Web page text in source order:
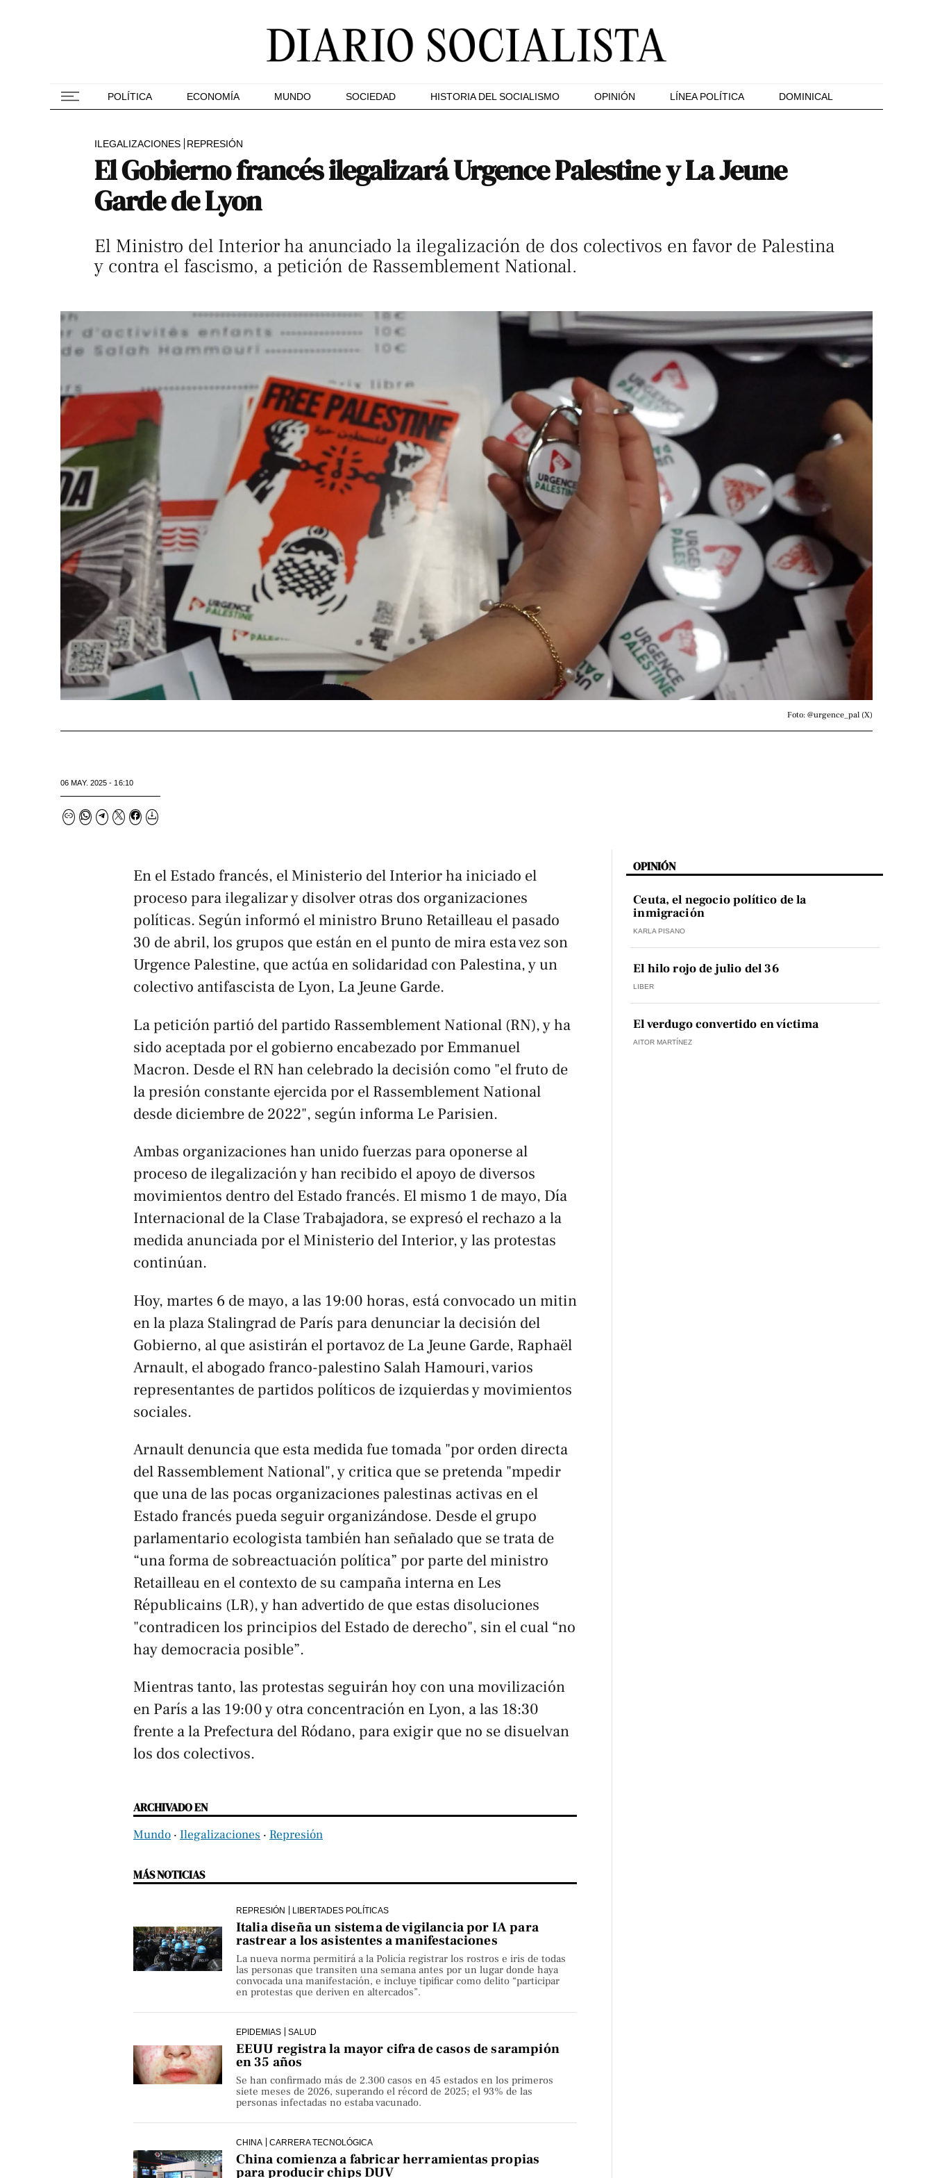
POLÍTICA ECONOMÍA MUNDO SOCIEDAD HISTORIA DEL SOCIALISMO OPINIÓN LÍNEA POLÍTICA DOMINICAL
ILEGALIZACIONES REPRESIÓN
El Gobierno francés ilegalizará Urgence Palestine y La Jeune
Garde de Lyon
El Ministro del Interior ha anunciado la ilegalización de dos colectivos en favor de Palestina
y contra el fascismo, a petición de Rassemblement National.
Foto: @urgence_pal (X)
06 MAY. 2025 - 16:10
En el Estado francés, el Ministerio del Interior ha iniciado el
proceso para ilegalizar y disolver otras dos organizaciones
políticas. Según informó el ministro Bruno Retailleau el pasado
30 de abril, los grupos que están en el punto de mira esta vez son
Urgence Palestine, que actúa en solidaridad con Palestina, y un
colectivo antifascista de Lyon, La Jeune Garde.
La petición partió del partido Rassemblement National (RN), y ha
sido aceptada por el gobierno encabezado por Emmanuel
Macron. Desde el RN han celebrado la decisión como "el fruto de
la presión constante ejercida por el Rassemblement National
desde diciembre de 2022", según informa Le Parisien.
Ambas organizaciones han unido fuerzas para oponerse al
proceso de ilegalización y han recibido el apoyo de diversos
movimientos dentro del Estado francés. El mismo 1 de mayo, Día
Internacional de la Clase Trabajadora, se expresó el rechazo a la
medida anunciada por el Ministerio del Interior, y las protestas
continúan.
Hoy, martes 6 de mayo, a las 19:00 horas, está convocado un mitin
en la plaza Stalingrad de París para denunciar la decisión del
Gobierno, al que asistirán el portavoz de La Jeune Garde, Raphaël
Arnault, el abogado franco-palestino Salah Hamouri, varios
representantes de partidos políticos de izquierdas y movimientos
sociales.
Arnault denuncia que esta medida fue tomada "por orden directa
del Rassemblement National", y critica que se pretenda "mpedir
que una de las pocas organizaciones palestinas activas en el
Estado francés pueda seguir organizándose. Desde el grupo
parlamentario ecologista también han señalado que se trata de
“una forma de sobreactuación política” por parte del ministro
Retailleau en el contexto de su campaña interna en Les
Républicains (LR), y han advertido de que estas disoluciones
"contradicen los principios del Estado de derecho", sin el cual “no
hay democracia posible”.
Mientras tanto, las protestas seguirán hoy con una movilización
en París a las 19:00 y otra concentración en Lyon, a las 18:30
frente a la Prefectura del Ródano, para exigir que no se disuelvan
los dos colectivos.
ARCHIVADO EN
Mundo ‧ Ilegalizaciones ‧ Represión
MÁS NOTICIAS
REPRESIÓN LIBERTADES POLÍTICAS
Italia diseña un sistema de vigilancia por IA para
rastrear a los asistentes a manifestaciones
La nueva norma permitirá a la Policía registrar los rostros e iris de todas
las personas que transiten una semana antes por un lugar donde haya
convocada una manifestación, e incluye tipificar como delito “participar
en protestas que deriven en altercados”.
EPIDEMIAS SALUD
EEUU registra la mayor cifra de casos de sarampión
en 35 años
Se han confirmado más de 2.300 casos en 45 estados en los primeros
siete meses de 2026, superando el récord de 2025; el 93% de las
personas infectadas no estaba vacunado.
CHINA CARRERA TECNOLÓGICA
China comienza a fabricar herramientas propias
para producir chips DUV
OPINIÓN
Ceuta, el negocio político de la
inmigración
KARLA PISANO
El hilo rojo de julio del 36
LIBER
El verdugo convertido en víctima
AITOR MARTÍNEZ